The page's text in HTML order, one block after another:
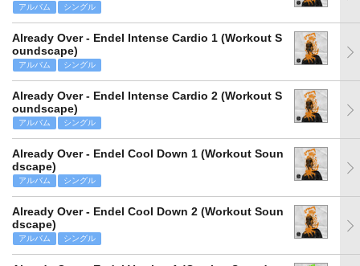
アルバム シングル
Already Over - Endel Intense Cardio 1 (Workout S
oundscape)
アルバム シングル
Already Over - Endel Intense Cardio 2 (Workout S
oundscape)
アルバム シングル
Already Over - Endel Cool Down 1 (Workout Soun
dscape)
アルバム シングル
Already Over - Endel Cool Down 2 (Workout Soun
dscape)
アルバム シングル